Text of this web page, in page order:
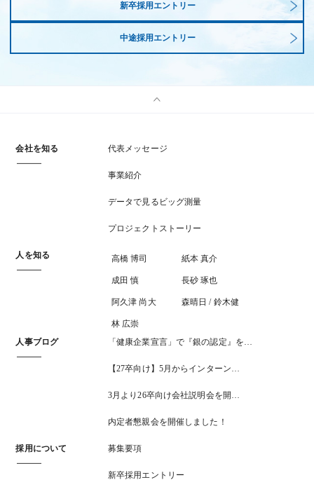
新卒採用エントリー
中途採用エントリー
会社を知る 代表メッセージ
事業紹介
データで見るビッグ測量
プロジェクトストーリー
人を知る 高橋 博司 紙本 真介
成田 慎 長砂 琢也
阿久津 尚大 森晴日 / 鈴木健
林 広崇
人事ブログ
「健康企業宣言」で『銀の認定』を…
【27卒向け】5月からインターン…
3月より26卒向け会社説明会を開…
内定者懇親会を開催しました！
採用について 募集要項
新卒採用エントリー